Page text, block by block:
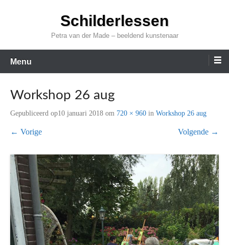
inhoud
Schilderlessen
Petra van der Made – beeldend kunstenaar
Menu
Workshop 26 aug
Gepubliceerd op10 januari 2018 om 720 × 960 in Workshop 26 aug
← Vorige Volgende →